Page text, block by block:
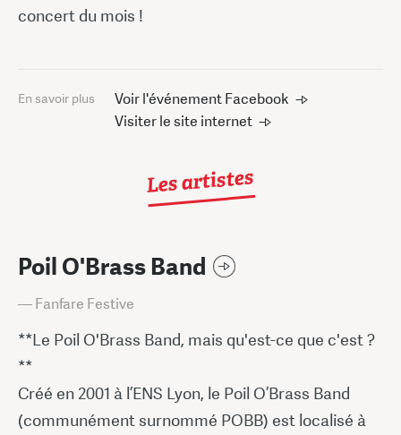
concert du mois !
En savoir plus
Voir l'événement Facebook
Visiter le site internet
Les artistes
Poil O'Brass Band
— Fanfare Festive
**Le Poil O'Brass Band, mais qu'est-ce que c'est ?
**
Créé en 2001 à l’ENS Lyon, le Poil O’Brass Band
(communément surnommé POBB) est localisé à